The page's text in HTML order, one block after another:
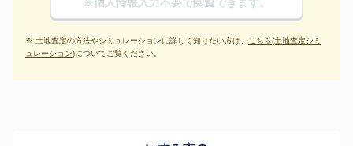
※個人情報入力不要で閲覧できます。
※ 土地査定の方法やシミュレーションに詳しく知りたい方は、 こちら(土地査定シミ
ュレーション)についてご覧ください。